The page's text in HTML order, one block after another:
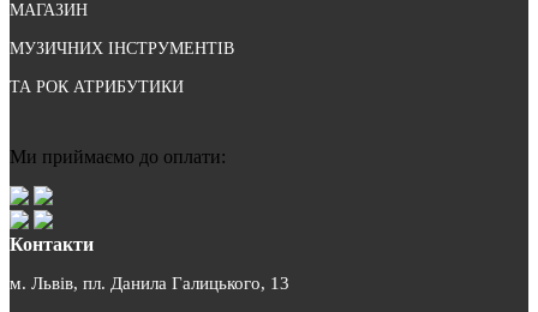
МАГАЗИН
МУЗИЧНИХ ІНСТРУМЕНТІВ
ТА РОК АТРИБУТИКИ
Ми приймаємо до оплати:
Контакти
м. Львів, пл. Данила Галицького, 13